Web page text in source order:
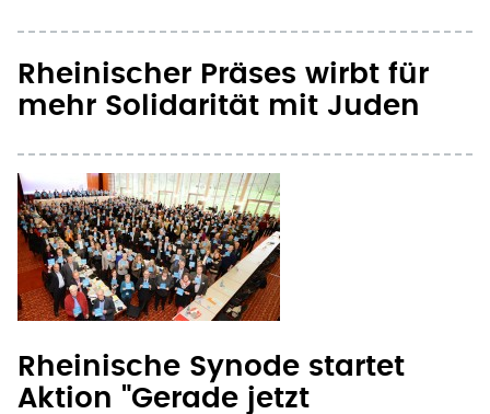
Rheinischer Präses wirbt für
mehr Solidarität mit Juden
Rheinische Synode startet
Aktion "Gerade jetzt